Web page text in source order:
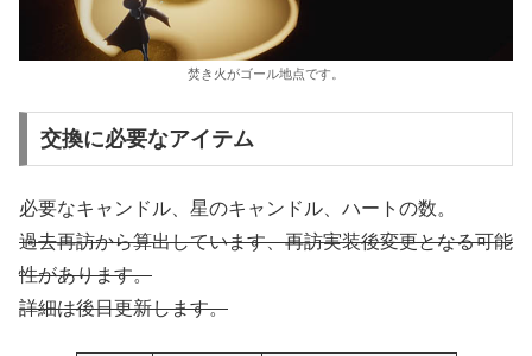
焚き火がゴール地点です。
交換に必要なアイテム
必要なキャンドル、星のキャンドル、ハートの数。
過去再訪から算出しています、再訪実装後変更となる可能
性があります。
詳細は後日更新します。